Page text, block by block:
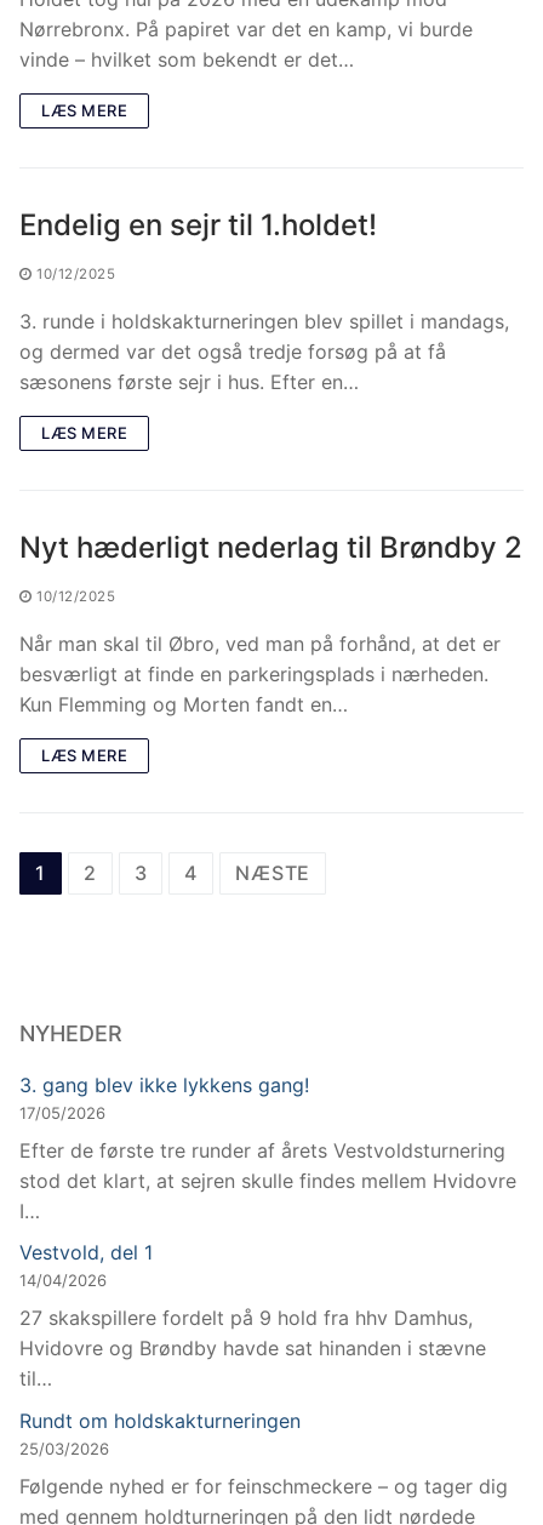
Nørrebronx. På papiret var det en kamp, vi burde
vinde – hvilket som bekendt er det…
LÆS MERE
Endelig en sejr til 1.holdet!
10/12/2025
3. runde i holdskakturneringen blev spillet i mandags,
og dermed var det også tredje forsøg på at få
sæsonens første sejr i hus. Efter en…
LÆS MERE
Nyt hæderligt nederlag til Brøndby 2
10/12/2025
Når man skal til Øbro, ved man på forhånd, at det er
besværligt at finde en parkeringsplads i nærheden.
Kun Flemming og Morten fandt en…
LÆS MERE
1 2 3 4 NÆSTE
NYHEDER
3. gang blev ikke lykkens gang!
17/05/2026
Efter de første tre runder af årets Vestvoldsturnering
stod det klart, at sejren skulle findes mellem Hvidovre
I…
Vestvold, del 1
14/04/2026
27 skakspillere fordelt på 9 hold fra hhv Damhus,
Hvidovre og Brøndby havde sat hinanden i stævne
til…
Rundt om holdskakturneringen
25/03/2026
Følgende nyhed er for feinschmeckere – og tager dig
med gennem holdturneringen på den lidt nørdede